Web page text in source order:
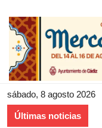
sábado, 8 agosto 2026
Últimas noticias